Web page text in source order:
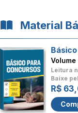
Material
Leitura
Baixe
R$